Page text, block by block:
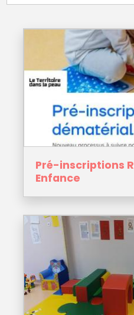
Pré-inscriptions
Enfance